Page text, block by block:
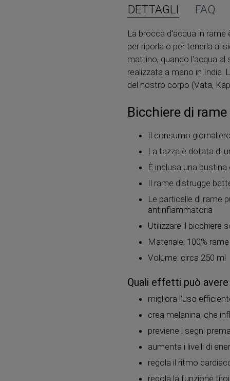
DETTAGLI
La brocca d'acqua in
per riporla o per tenerla al
mattino, quando l'acqua al
realizzata a mano in India.
del nostro corpo (Vata,
Bicchiere di
Il consumo
La tazza è dotata di
È inclusa una
Il rame distrugge
Le particelle di rame
antinfiammatoria
Utilizzare il bicchiere
Materiale: 100%
Volume: circa 250 ml
Quali effetti può avere
migliora l'uso
crea melanina, che
previene i segni
aumenta i livelli di
regola il ritmo
regola la funzione
FAQ